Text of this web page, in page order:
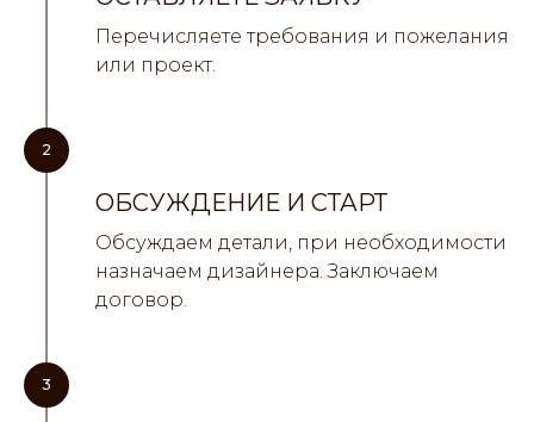
Перечисляете требования и пожелания
или проект.
2
ОБСУЖДЕНИЕ И СТАРТ
Обсуждаем детали, при необходимости
назначаем дизайнера. Заключаем
договор.
3